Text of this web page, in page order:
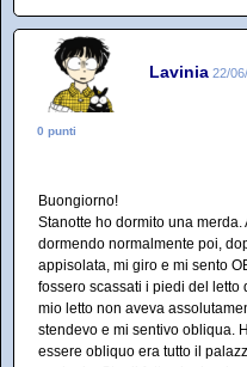
Lavinia 22/
0 punti
Buongiorno!
Stanotte ho dormito una
dormendo normalmente poi,
appisolata, mi giro e mi sento
fossero scassati i piedi del letto
mio letto non aveva
stendevo e mi sentivo obliqua.
essere obliquo era tutto il